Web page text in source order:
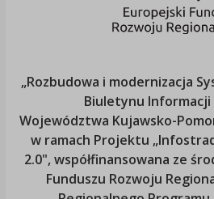
„Rozbudowa i modernizacja
Biuletynu Informacji
Województwa Kujawsko-
w ramach Projektu
2.0", współfinansowana ze
Funduszu Rozwoju